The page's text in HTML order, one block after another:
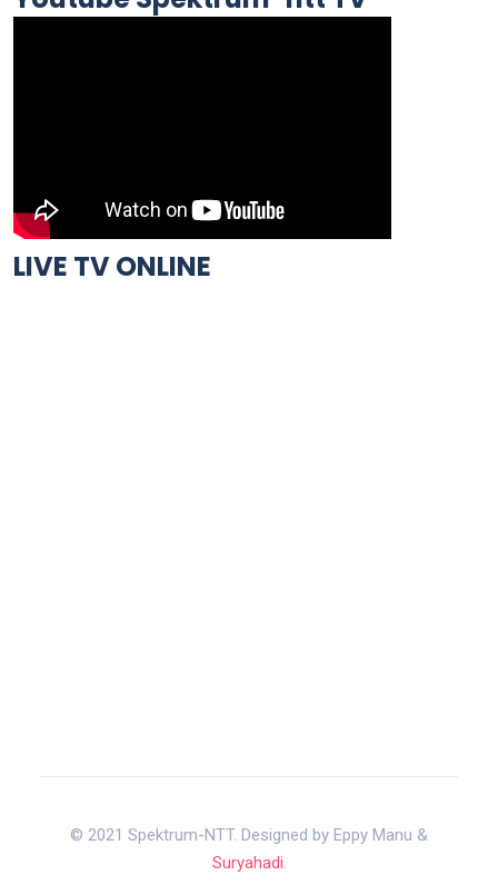
LIVE TV ONLINE
© 2021 Spektrum-NTT. Designed by Eppy Manu &
Suryahadi.